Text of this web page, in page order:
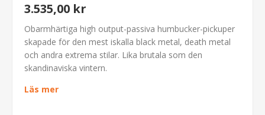
3.535,00 kr
Obarmhärtiga high output-passiva humbucker-pickuper
skapade för den mest iskalla black metal, death metal
och andra extrema stilar. Lika brutala som den
skandinaviska vintern.
Läs mer